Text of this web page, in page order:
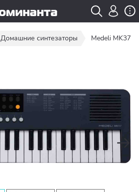
Домашние синтезаторы Medeli MK37